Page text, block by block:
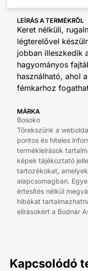
LEÍRÁS A TERMÉKRŐL
Keret nélküli,
légterelővel
jobban illeszkedik
hagyományos
használható, ahol
fémkarhoz
MÁRKA
Bosoko
Törekszünk a
pontos és hiteles
termékleírások
képek tájékoztató
tartozékokat,
alapcsomagban.
értesítés nélkül
hibákat
elírásokért a Bodnár
Kapcsolódó